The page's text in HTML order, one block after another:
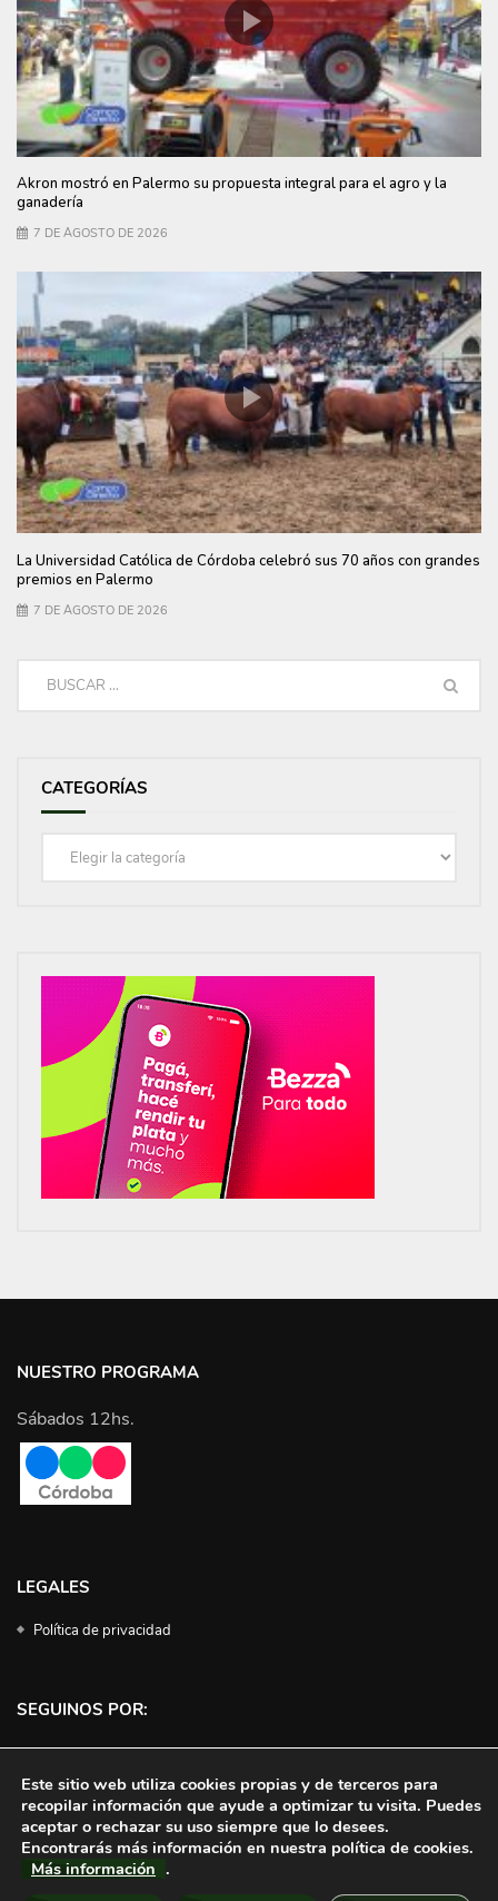
Akron mostró en Palermo su propuesta integral para el agro y la
ganadería
7 DE AGOSTO DE 2026
La Universidad Católica de Córdoba celebró sus 70 años con grandes
premios en Palermo
7 DE AGOSTO DE 2026
CATEGORÍAS
Categorías
NUESTRO PROGRAMA
Sábados 12hs.
LEGALES
Política de privacidad
SEGUINOS POR:
Este sitio web utiliza cookies propias y de terceros para
recopilar información que ayude a optimizar tu visita. Puedes
aceptar o rechazar su uso siempre que lo desees.
Encontrarás más información en nuestra política de cookies.
Más información .